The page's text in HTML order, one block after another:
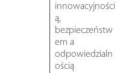
innowacyjności
ą,
bezpieczeństw
em a
odpowiedzialn
ością